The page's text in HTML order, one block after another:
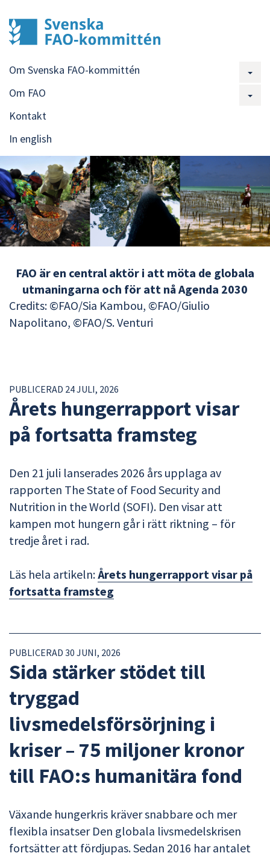
Om Svenska FAO-kommittén
Om FAO
Kontakt
In english
FAO är en central aktör i att möta de globala
utmaningarna och för att nå Agenda 2030
Credits: ©FAO/Sia Kambou, ©FAO/Giulio
Napolitano, ©FAO/S. Venturi
PUBLICERAD 24 JULI, 2026
Årets hungerrapport visar
på fortsatta framsteg
Den 21 juli lanserades 2026 års upplaga av
rapporten The State of Food Security and
Nutrition in the World (SOFI). Den visar att
kampen mot hungern går i rätt riktning – för
tredje året i rad.
Läs hela artikeln:Årets hungerrapport visar på
fortsatta framsteg
PUBLICERAD 30 JUNI, 2026
Sida stärker stödet till
tryggad
livsmedelsförsörjning i
kriser – 75 miljoner kronor
till FAO:s humanitära fond
Växande hungerkris kräver snabbare och mer
flexibla insatser Den globala livsmedelskrisen
fortsätter att fördjupas. Sedan 2016 har antalet